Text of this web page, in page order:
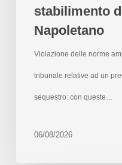
stabilimento
Napoletano
Violazione delle norme
tribunale relative ad un
sequestro: con queste…
06/08/2026